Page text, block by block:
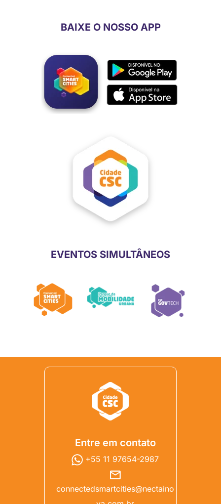
BAIXE O NOSSO APP
EVENTOS SIMULTÂNEOS
Entre em contato
+55 11 97654-2987
connectedsmartcities@nectaino